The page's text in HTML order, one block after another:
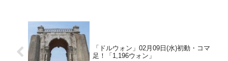
「ドルウォン」02月09日(水)初動・コマ
足！「1,196ウォン」